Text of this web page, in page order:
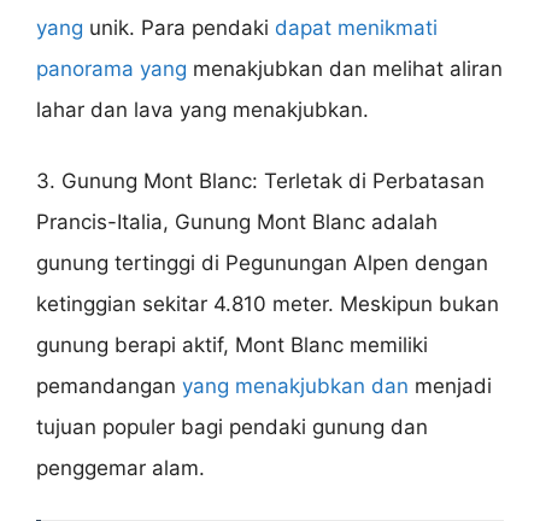
yang unik. Para pendaki dapat menikmati
panorama yang menakjubkan dan melihat aliran
lahar dan lava yang menakjubkan.
3. Gunung Mont Blanc: Terletak di Perbatasan
Prancis-Italia, Gunung Mont Blanc adalah
gunung tertinggi di Pegunungan Alpen dengan
ketinggian sekitar 4.810 meter. Meskipun bukan
gunung berapi aktif, Mont Blanc memiliki
pemandangan yang menakjubkan dan menjadi
tujuan populer bagi pendaki gunung dan
penggemar alam.